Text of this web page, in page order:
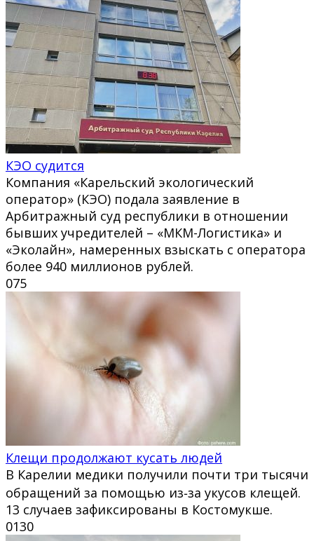
КЭО судится
Компания «Карельский экологический
оператор» (КЭО) подала заявление в
Арбитражный суд республики в отношении
бывших учредителей – «МКМ-Логистика» и
«Эколайн», намеренных взыскать с оператора
более 940 миллионов рублей.
075
Клещи продолжают кусать людей
В Карелии медики получили почти три тысячи
обращений за помощью из‑за укусов клещей.
13 случаев зафиксированы в Костомукше.
0130